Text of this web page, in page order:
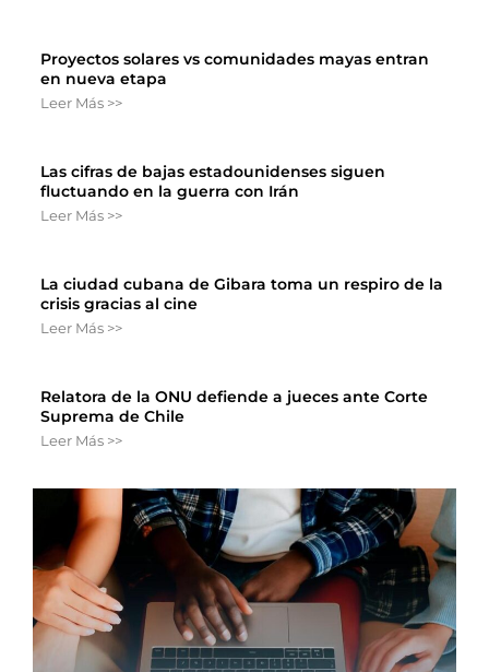
Proyectos solares vs comunidades mayas entran
en nueva etapa
Leer Más >>
Las cifras de bajas estadounidenses siguen
fluctuando en la guerra con Irán
Leer Más >>
La ciudad cubana de Gibara toma un respiro de la
crisis gracias al cine
Leer Más >>
Relatora de la ONU defiende a jueces ante Corte
Suprema de Chile
Leer Más >>